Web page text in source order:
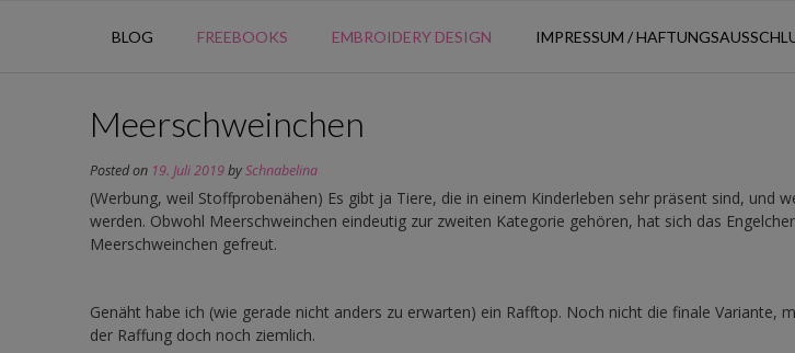
BLOG FREEBOOKS EMBROIDERY DESIGN IMPRESSUM /
Meerschweinchen
Posted on 19. Juli 2019bySchnabelina
(Werbung, weil Stoffprobenähen) Es gibt ja Tiere, die in einem Kinderleben sehr präsent sind, und
werden. Obwohl Meerschweinchen eindeutig zur zweiten Kategorie gehören, hat sich das
Meerschweinchen gefreut.
Genäht habe ich (wie gerade nicht anders zu erwarten) ein Rafftop. Noch nicht die finale Variante,
der Raffung doch noch ziemlich.